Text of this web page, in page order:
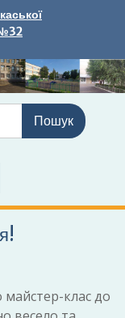
№32
майстер-клас до